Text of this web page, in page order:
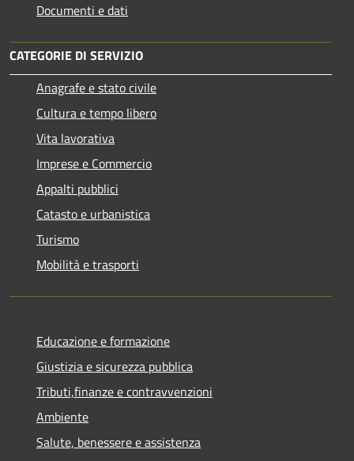
Documenti e dati
CATEGORIE DI SERVIZIO
Anagrafe e stato civile
Cultura e tempo libero
Vita lavorativa
Imprese e Commercio
Appalti pubblici
Catasto e urbanistica
Turismo
Mobilità e trasporti
Educazione e formazione
Giustizia e sicurezza pubblica
Tributi,finanze e contravvenzioni
Ambiente
Salute, benessere e assistenza